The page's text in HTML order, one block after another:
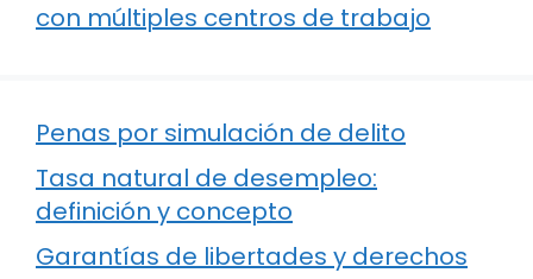
con múltiples centros de trabajo
Penas por simulación de delito
Tasa natural de desempleo:
definición y concepto
Garantías de libertades y derechos